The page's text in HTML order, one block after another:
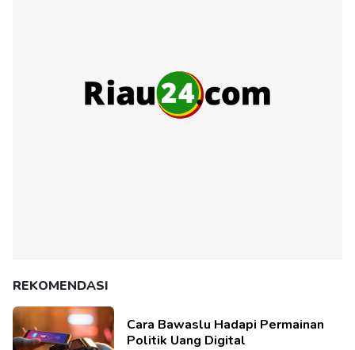
REKOMENDASI
Cara Bawaslu Hadapi Permainan
Politik Uang Digital